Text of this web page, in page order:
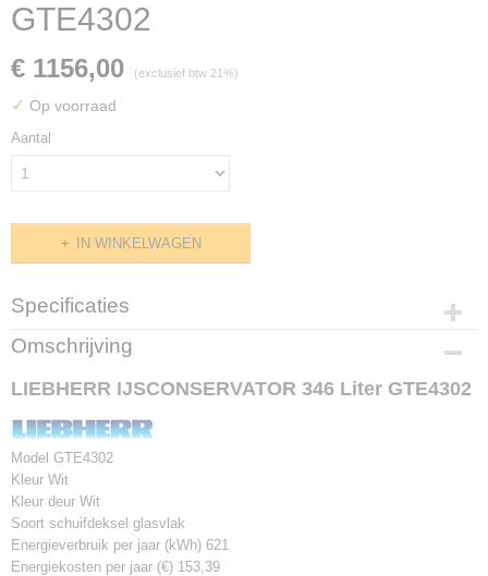
GTE4302
€ 1156,00 (exclusief btw 21%)
✓ Op voorraad
Aantal
IN WINKELWAGEN
Specificaties
Productcode
Omschrijving
LIEBHERR IJSCONSERVATOR 346 Liter GTE4302
Model GTE4302
Kleur Wit
Kleur deur Wit
Soort schuifdeksel glasvlak
Energieverbruik per jaar (kWh) 621
Energiekosten per jaar (€) 153,39